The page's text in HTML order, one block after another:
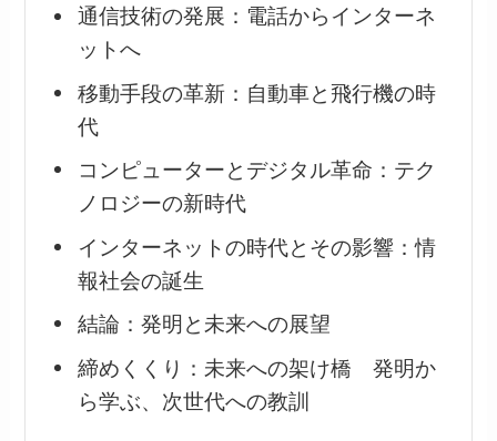
通信技術の発展：電話からインターネ
ットへ
移動手段の革新：自動車と飛行機の時
代
コンピューターとデジタル革命：テク
ノロジーの新時代
インターネットの時代とその影響：情
報社会の誕生
結論：発明と未来への展望
締めくくり：未来への架け橋 発明か
ら学ぶ、次世代への教訓